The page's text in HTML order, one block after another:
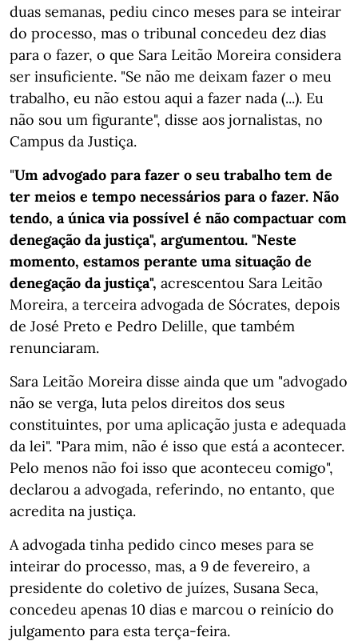
duas semanas, pediu cinco meses para se inteirar
do processo, mas o tribunal concedeu dez dias
para o fazer, o que Sara Leitão Moreira considera
ser insuficiente. "Se não me deixam fazer o meu
trabalho, eu não estou aqui a fazer nada (...). Eu
não sou um figurante", disse aos jornalistas, no
Campus da Justiça.
"Um advogado para fazer o seu trabalho tem de
ter meios e tempo necessários para o fazer. Não
tendo, a única via possível é não compactuar com
denegação da justiça", argumentou. "Neste
momento, estamos perante uma situação de
denegação da justiça", acrescentou Sara Leitão
Moreira, a terceira advogada de Sócrates, depois
de José Preto e Pedro Delille, que também
renunciaram.
Sara Leitão Moreira disse ainda que um "advogado
não se verga, luta pelos direitos dos seus
constituintes, por uma aplicação justa e adequada
da lei". "Para mim, não é isso que está a acontecer.
Pelo menos não foi isso que aconteceu comigo",
declarou a advogada, referindo, no entanto, que
acredita na justiça.
A advogada tinha pedido cinco meses para se
inteirar do processo, mas, a 9 de fevereiro, a
presidente do coletivo de juízes, Susana Seca,
concedeu apenas 10 dias e marcou o reinício do
julgamento para esta terça-feira.